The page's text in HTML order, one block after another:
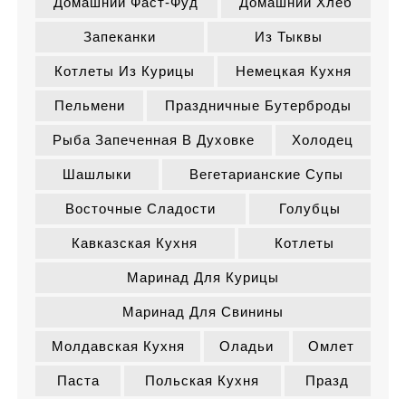
Запеканки Из Тыквы
Котлеты Из Курицы Немецкая Кухня
Пельмени Праздничные Бутерброды
Рыба Запеченная В Духовке Холодец
Шашлыки Вегетарианские Супы
Восточные Сладости Голубцы
Кавказская Кухня Котлеты
Маринад Для Курицы
Маринад Для Свинины
Молдавская Кухня Оладьи Омлет
Паста Польская Кухня Празд